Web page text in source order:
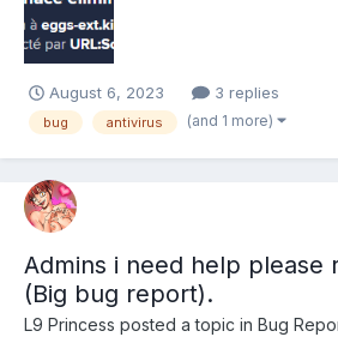
pièce jointe ) Je ne comprend...
August 6, 2023 3 replies
bug antivirus (and 1 more)
Admins i need help please
(Big bug report).
L9 Princess posted a topic in Bug